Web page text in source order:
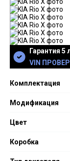
Гарантия 5
VIN
Комплектация
Модификация
Цвет
Коробка